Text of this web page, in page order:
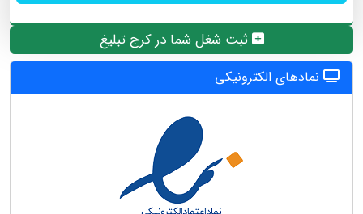
ثبت شغل شما در کرج تبلیغ
نمادهای الکترونیکی